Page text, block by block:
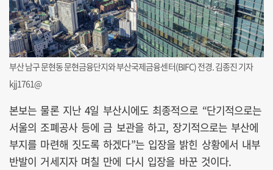
부산 남구 문현동 문현금융단지와 부산국제금융센터(BIFC) 전경. 김종진 기자
kjj1761@
본보는 물론 지난 4일 부산시에도 최종적으로 “단기적으로는
서울의 조폐공사 등에 금 보관을 하고, 장기적으로는 부산에
부지를 마련해 짓도록 하겠다”는 입장을 밝힌 상황에서 내부
반발이 거세지자 며칠 만에 다시 입장을 바꾼 것이다.